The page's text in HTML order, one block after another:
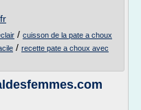
/ cuisson de la pate a choux
/ recette pate a choux avec